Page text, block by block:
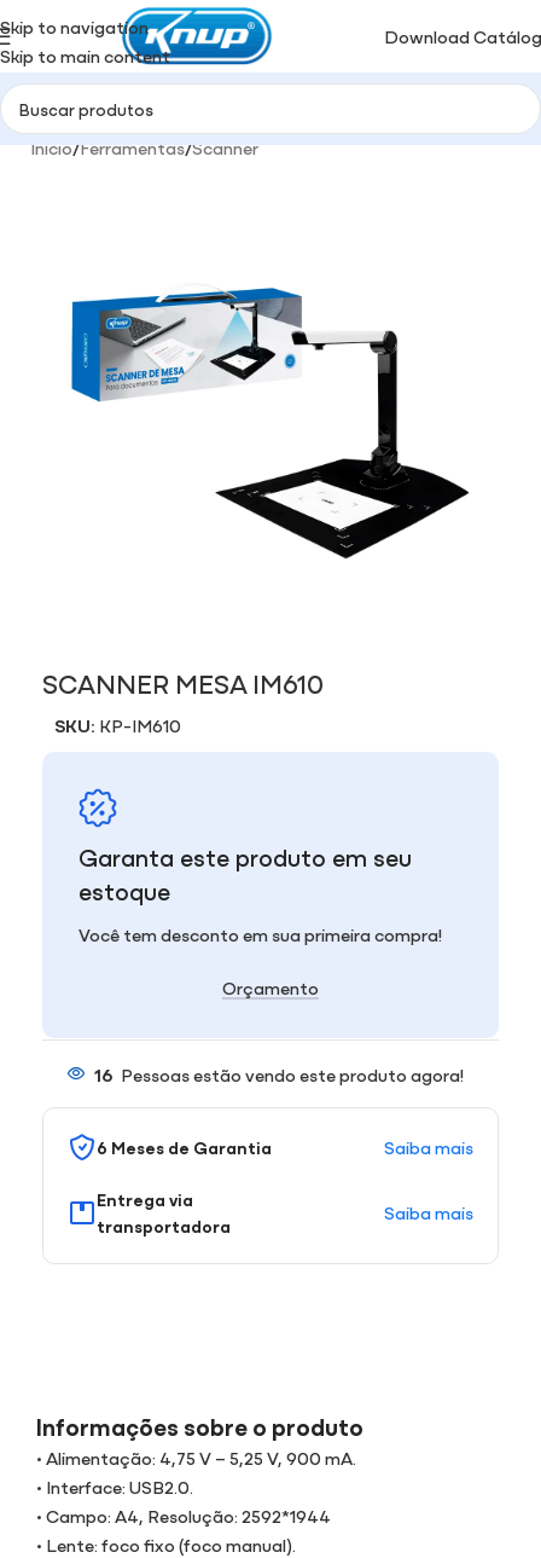
Skip to navigation
Skip to main content
Download
Início/Ferramentas/Scanner
SCANNER MESA IM610
SKU: KP-IM610
Garanta este produto em seu
estoque
Você tem desconto em sua primeira compra!
Orçamento
16 Pessoas estão vendo este produto agora!
6 Meses de Garantia Saiba mais
Entrega via
transportadora
Saiba mais
Informações sobre o produto
• Alimentação: 4,75 V – 5,25 V, 900 mA.
• Interface: USB2.0.
• Campo: A4, Resolução: 2592*1944
• Lente: foco fixo (foco manual).